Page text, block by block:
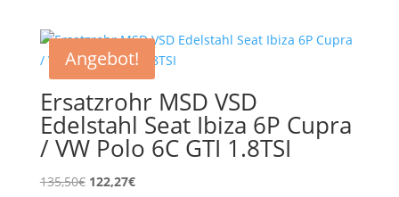
Angebot!
Ersatzrohr MSD VSD
Edelstahl Seat Ibiza 6P Cupra
/ VW Polo 6C GTI 1.8TSI
135,50€ Ursprünglicher
122,27€Aktueller